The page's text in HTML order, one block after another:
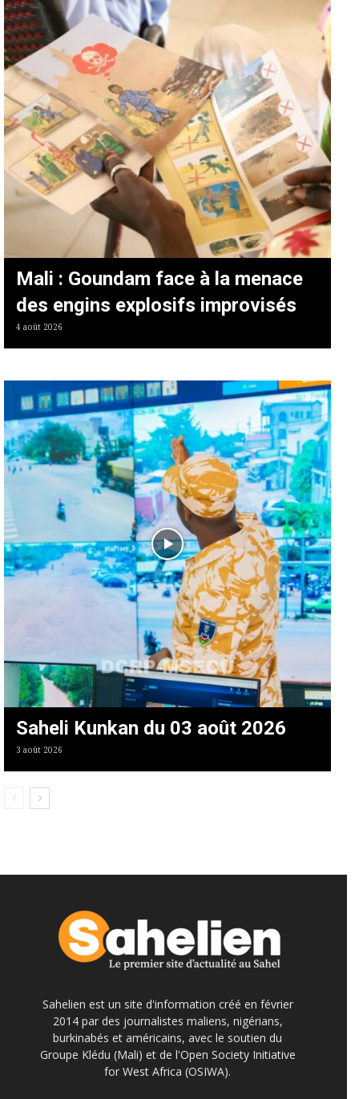
Mali : Goundam face à la menace
des engins explosifs improvisés
4 août 2026
Saheli Kunkan du 03 août 2026
3 août 2026
Sahelien est un site d'information créé en février
2014 par des journalistes maliens, nigérians,
burkinabés et américains, avec le soutien du
Groupe Klédu (Mali) et de l'Open Society Initiative
for West Africa (OSIWA).